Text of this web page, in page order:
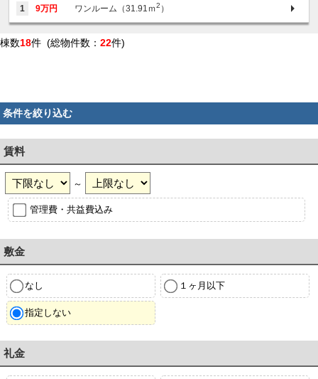
1 9万円 ワンルーム（31.91ｍ2 ）
棟数18件 (総物件数： 22件)
条件を絞り込む
賃料
～
管理費・共益費込み
敷金
なし １ヶ月以下
指定しない
礼金